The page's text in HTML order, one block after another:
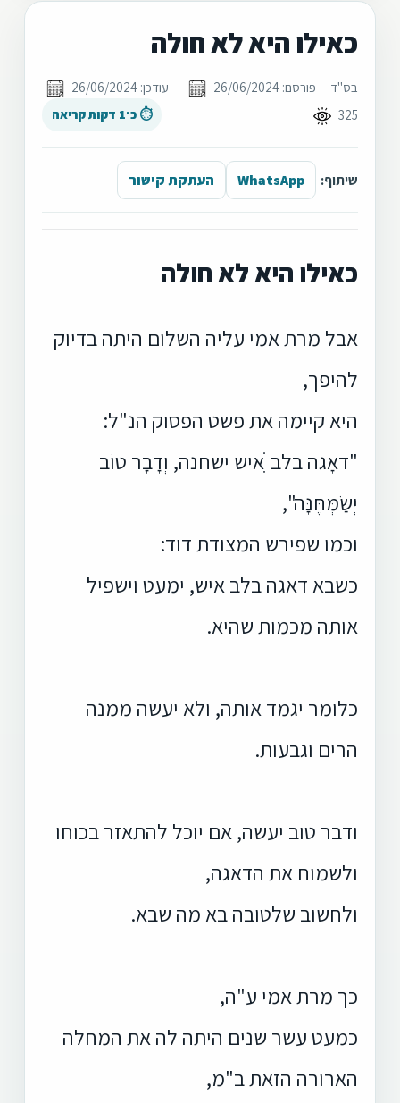
כאילו היא לא חולה
בס"ד פורסם: 26/06/2024
עודכן: 26/06/2024
325
⏱ כ־1 דקות קריאה
שיתוף: WhatsApp העתקת קישור
כאילו היא לא חולה
אבל מרת אמי עליה השלום היתה בדיוק
להיפך,
היא קיימה את פשט הפסוק הנ"ל:
"דאָגה בלב ִׁאיש ישחנה, וְדָבָר טוֹב
יְשַׂמְּחֶּנָּה",
וכמו שפירש המצודת דוד:
כשבא דאגה בלב איש, ימעט וישפיל
אותה מכמות שהיא.
כלומר יגמד אותה, ולא יעשה ממנה
הרים וגבעות.
ודבר טוב יעשה, אם יוכל להתאזר בכוחו
ולשמוח את הדאגה,
ולחשוב שלטובה בא מה שבא.
כך מרת אמי ע"ה,
כמעט עשר שנים היתה לה את המחלה
הארורה הזאת ב"מ,